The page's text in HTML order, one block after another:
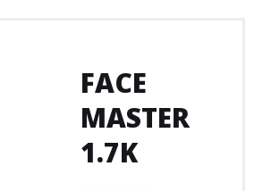
FACE
MASTER
1.7K